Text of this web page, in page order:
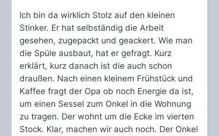
Ich bin da wirklich Stolz auf den kleinen
Stinker. Er hat selbständig die Arbeit
gesehen, zugepackt und geackert. Wie man
die Spüle ausbaut, hat er gefragt. Kurz
erklärt, kurz danach ist die auch schon
draußen. Nach einen kleinem Frühstück und
Kaffee fragt der Opa ob noch Energie da ist,
um einen Sessel zum Onkel in die Wohnung
zu tragen. Der wohnt um die Ecke im vierten
Stock. Klar, machen wir auch noch. Der Onkel